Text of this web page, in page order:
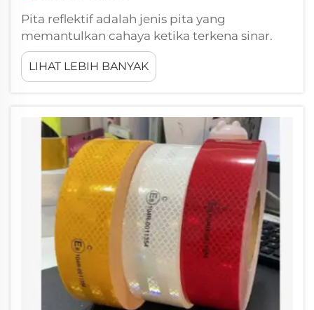
Pita reflektif adalah jenis pita yang
memantulkan cahaya ketika terkena sinar.
Nah, pita ini sangat berguna untuk menjaga
keselamatan orang di tempat kerja. Di lokasi
kerja yang sibuk seperti pabrik atau proyek
secara tepat apa yang...
LIHAT LEBIH BANYAK